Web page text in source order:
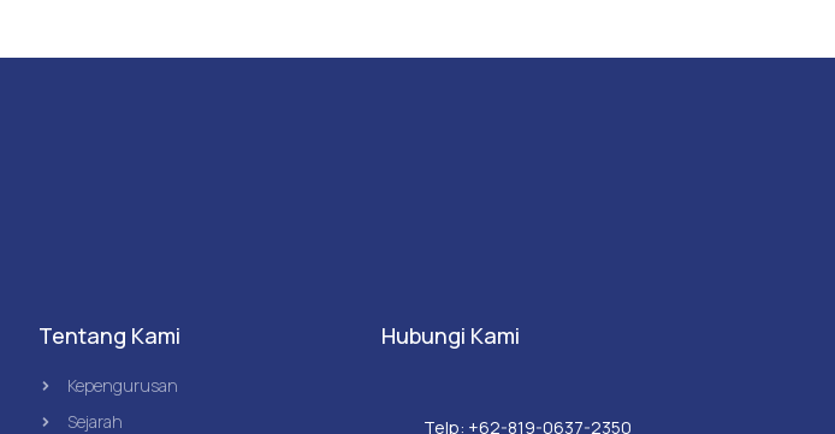
Tentang Kami
Kepengurusan
Sejarah
Hubungi Kami
Telp: +62-819-0637-2350